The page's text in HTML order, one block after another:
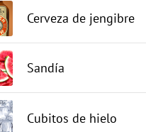
Cerveza de jengibre
Sandía
Cubitos de hielo